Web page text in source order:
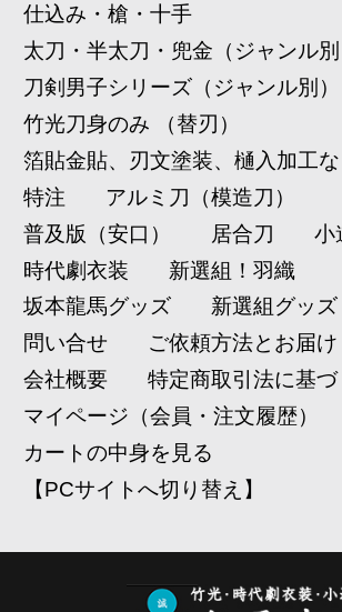
仕込み・槍・十手
太刀・半太刀・兜金（ジャンル別
刀剣男子シリーズ（ジャンル別）
竹光刀身のみ （替刃）
箔貼金貼、刃文塗装、樋入加工
特注
アルミ刀（模造刀）
普及版（安口）
居合刀
小
時代劇衣装
新選組！羽織
坂本龍馬グッズ
新選組グッズ
問い合せ
ご依頼方法とお届け
会社概要
特定商取引法に基
マイページ（会員・注文履歴）
カートの中身を見る
【PCサイトへ切り替え】